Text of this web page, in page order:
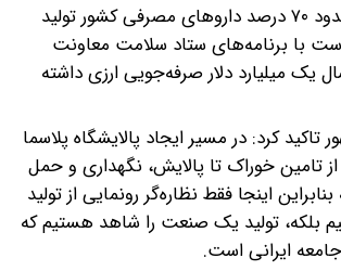
وی تصریح کرد: حدود ۷۰ درصد داروهای مصرفی کشور تولید
با برنامه‌های ستاد سلامت معاونت
در مدت ۲ سال یک میلیارد دلار صرفه‌جویی ارزی داشته
کرد: در مسیر ایجاد پالایشگاه پلاسما
تامین خوراک تا پالایش، نگهداری و حمل
اینجا فقط نظاره‌گر رونمایی از تولید
بلکه، تولید یک صنعت را شاهد هستیم که
ایرانی است.